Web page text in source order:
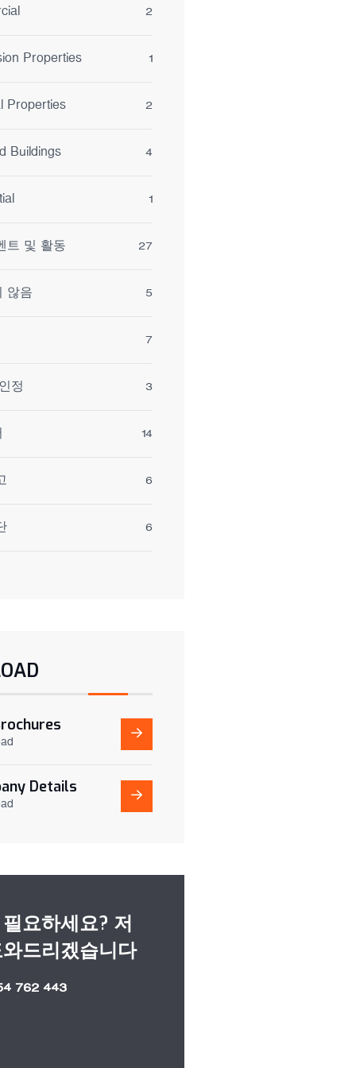
2
Properties 1
Properties 2
Buildings 4
1
트 및 활동 27
않음 5
7
정 3
14
6
6
Details
요하세요? 저
드리겠습니다
762 443